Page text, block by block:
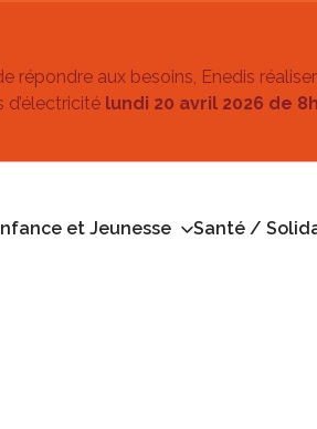
répondre aux besoins, Enedis
lundi 20 avril 2026 de
et Jeunesse Santé /